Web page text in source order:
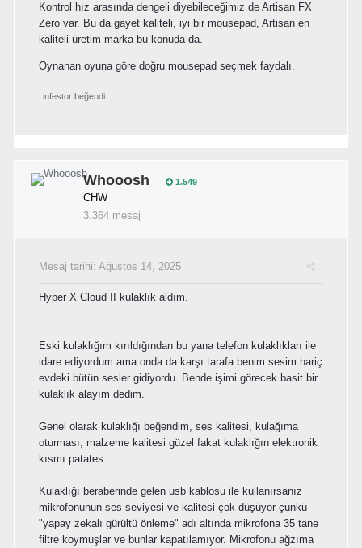
Kontrol hız arasında dengeli diyebileceğimiz de Artisan FX
Zero var. Bu da gayet kaliteli, iyi bir mousepad, Artisan en
kaliteli üretim marka bu konuda da.
Oynanan oyuna göre doğru mousepad seçmek faydalı.
infestor beğendi
Whooosh 1.549
CHW
3.364 mesaj
Mesaj tarihi: Ağustos 14, 2025
Hyper X Cloud II kulaklık aldım.
Eski kulaklığım kırıldığından bu yana telefon kulaklıkları ile
idare ediyordum ama onda da karşı tarafa benim sesim hariç
evdeki bütün sesler gidiyordu. Bende işimi görecek basit bir
kulaklık alayım dedim.
Genel olarak kulaklığı beğendim, ses kalitesi, kulağıma
oturması, malzeme kalitesi güzel fakat kulaklığın elektronik
kısmı patates.
Kulaklığı beraberinde gelen usb kablosu ile kullanırsanız
mikrofonunun ses seviyesi ve kalitesi çok düşüyor çünkü
"yapay zekalı gürültü önleme" adı altında mikrofona 35 tane
filtre koymuşlar ve bunlar kapatılamıyor. Mikrofonu ağzıma